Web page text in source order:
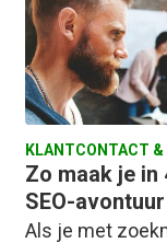
KLANTCONTACT &
Zo maak je in
SEO-
Als je met